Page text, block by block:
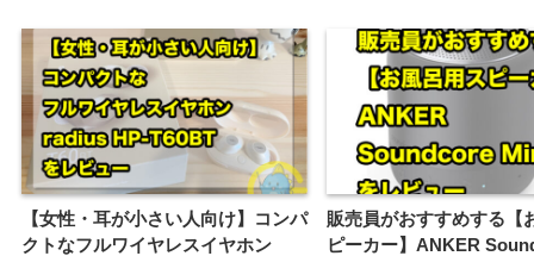
【女性・耳が小さい人向け】コンパ
クトなフルワイヤレスイヤホン
販売員がおすすめする【
ピーカー】ANKER